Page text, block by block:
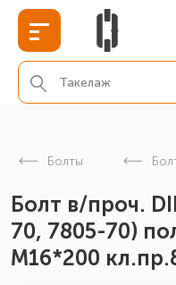
Болты
Болт в/проч.
70, 7805-70)
М16*200